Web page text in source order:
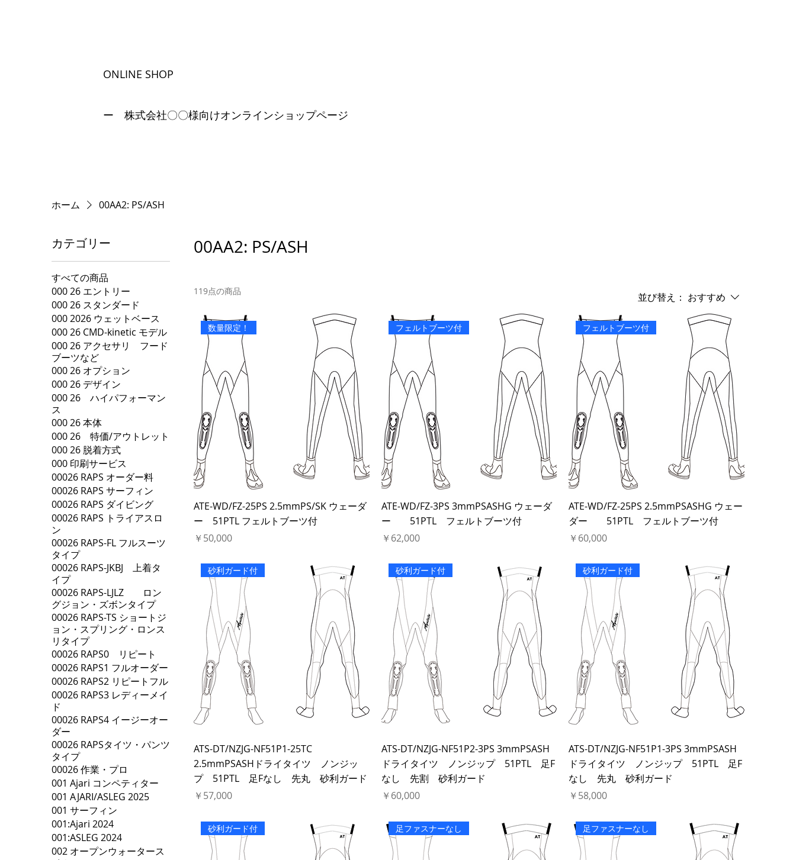
ONLINE SHOP
ー 株式会社〇〇様向けオンラインショップページ
ホーム 00AA2: PS/ASH
カテゴリー
すべての商品
000 26 エントリー
000 26 スタンダード
000 2026 ウェットベース
000 26 CMD-kinetic モデル
000 26 アクセサリ フード
ブーツなど
000 26 オプション
000 26 デザイン
000 26 ハイパフォーマン
ス
000 26 本体
000 26 特価/アウトレット
000 26 脱着方式
000 印刷サービス
00026 RAPS オーダー料
00026 RAPS サーフィン
00026 RAPS ダイビング
00026 RAPS トライアスロ
ン
00026 RAPS-FL フルスーツ
タイプ
00026 RAPS-JKBJ 上着タ
イプ
00026 RAPS-LJLZ ロン
グジョン・ズボンタイプ
00026 RAPS-TS ショートジ
ョン・スプリング・ロンス
リタイプ
00026 RAPS0 リピート
00026 RAPS1 フルオーダー
00026 RAPS2 リピートフル
00026 RAPS3 レディーメイ
ド
00026 RAPS4 イージーオー
ダー
00026 RAPSタイツ・パンツ
タイプ
00026 作業・プロ
001 Ajari コンペティター
001 AJARI/ASLEG 2025
001 サーフィン
001:Ajari 2024
001:ASLEG 2024
002 オープンウォータース
00AA2: PS/ASH
119点の商品 並び替え： おすすめ
数量限定！
ATE-WD/FZ-25PS 2.5mmPS/SK ウェーダ
ー 51PTL フェルトブーツ付
価格
￥50,000
フェルトブーツ付
ATE-WD/FZ-3PS 3mmPSASHG ウェーダ
ー 51PTL フェルトブーツ付
価格
￥62,000
フェルトブーツ付
ATE-WD/FZ-25PS 2.5mmPSASHG ウェー
ダー 51PTL フェルトブーツ付
価格
￥60,000
砂利ガード付
ATS-DT/NZJG-NF51P1-25TC
2.5mmPSASHドライタイツ ノンジッ
プ 51PTL 足Fなし 先丸 砂利ガード
価格
￥57,000
砂利ガード付
ATS-DT/NZJG-NF51P2-3PS 3mmPSASH
ドライタイツ ノンジップ 51PTL 足F
なし 先割 砂利ガード
価格
￥60,000
砂利ガード付
ATS-DT/NZJG-NF51P1-3PS 3mmPSASH
ドライタイツ ノンジップ 51PTL 足F
なし 先丸 砂利ガード
価格
￥58,000
砂利ガード付 足ファスナーなし 足ファスナーなし